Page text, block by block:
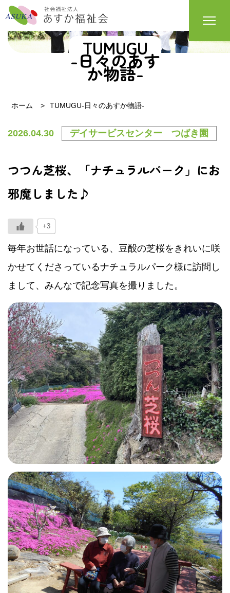
TUMUGU
-日々のあす
か物語-
ホーム TUMUGU-日々のあすか物語-
2026.04.30 デイサービスセンター つばき園
つつん芝桜、「ナチュラルパーク」にお
邪魔しました♪
+3
毎年お世話になっている、豆酘の芝桜をきれいに咲
かせてくださっているナチュラルパーク様に訪問し
まして、みんなで記念写真を撮りました。